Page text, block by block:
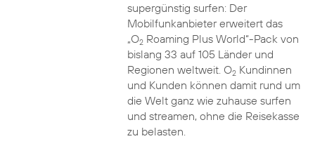
supergünstig surfen: Der
Mobilfunkanbieter erweitert das
„O2Roaming Plus World“-Pack von
bislang 33 auf 105 Länder und
Regionen weltweit. O2Kundinnen
und Kunden können damit rund um
die Welt ganz wie zuhause surfen
und streamen, ohne die Reisekasse
zu belasten.